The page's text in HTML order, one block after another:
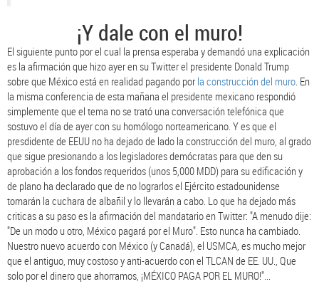
¡Y dale con el muro!
El siguiente punto por el cual la prensa esperaba y demandó una explicación
es la afirmación que hizo ayer en su Twitter el presidente Donald Trump
sobre que Méxicoestá en realidad pagando porla construcción del muro. En
la misma conferencia de esta mañana el presidente mexicano respondió
simplemente que el tema no se trató una conversación telefónica que
sostuvo el día de ayer con su homólogo norteamericano. Y es que el
presdidente de EEUU no ha dejado de lado la construcción del muro, al grado
que sigue presionando a los legisladores demócratas para que den su
aprobación a los fondos requeridos (unos 5,000 MDD) para su edificación y
de plano ha declarado que de no lograrlos el Ejército estadounidense
tomarán la cuchara de albañil y lo llevarán a cabo. Lo que ha dejado más
criticas a su paso es la afirmación del mandatario en Twitter: "A menudo dije:
"De un modo u otro, México pagará por el Muro". Esto nunca ha cambiado.
Nuestro nuevo acuerdo con México (y Canadá), el USMCA, es mucho mejor
que el antiguo, muy costoso y anti-acuerdo con el TLCAN de EE. UU., Que
solo por el dinero que ahorramos, ¡MÉXICO PAGA POR EL MURO!"...